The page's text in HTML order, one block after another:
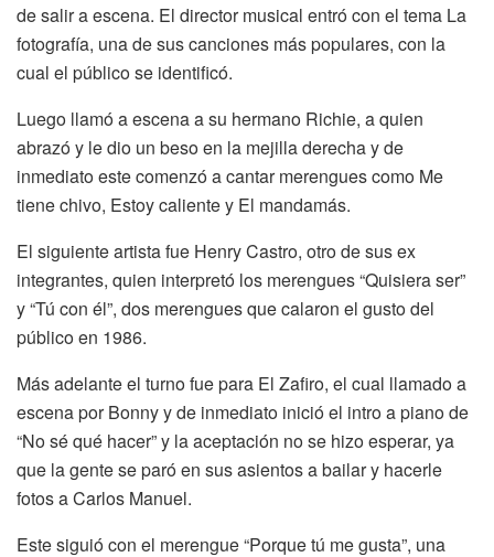
de salir a escena. El director musical entró con el tema La
fotografía, una de sus canciones más populares, con la
cual el público se identificó.
Luego llamó a escena a su hermano Richie, a quien
abrazó y le dio un beso en la mejilla derecha y de
inmediato este comenzó a cantar merengues como Me
tiene chivo, Estoy caliente y El mandamás.
El siguiente artista fue Henry Castro, otro de sus ex
integrantes, quien interpretó los merengues “Quisiera ser”
y “Tú con él”, dos merengues que calaron el gusto del
público en 1986.
Más adelante el turno fue para El Zafiro, el cual llamado a
escena por Bonny y de inmediato inició el intro a piano de
“No sé qué hacer” y la aceptación no se hizo esperar, ya
que la gente se paró en sus asientos a bailar y hacerle
fotos a Carlos Manuel.
Este siguió con el merengue “Porque tú me gusta”, una